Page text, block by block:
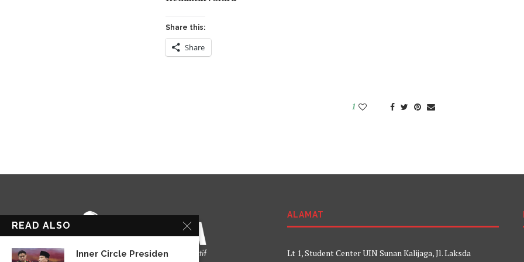
Share this:
Share
1
ALAMAT
Lt 1, Student Center UIN Sunan Kalijaga, Jl. Laksda
READ ALSO
Inner Circle Presiden